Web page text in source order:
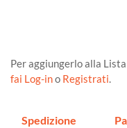
Per aggiungerlo alla
fai Log-ino Registrati.
Spedizione